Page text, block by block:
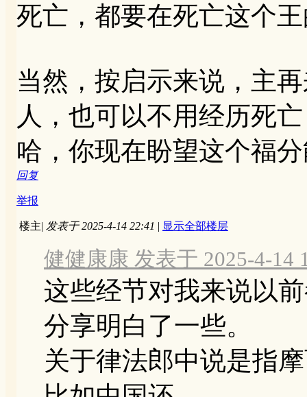
死亡，都要在死亡这个
当然，按启示来说，主
人，也可以不用经历死
哈，你现在盼望这个福
回复
举报
楼主| 发表于 2025-4-14 22:41 | 显示全部楼层
健健康康 发表于 2025-4-14
这些经节对我来说以
分享明白了一些。
关于律法郎中说是指